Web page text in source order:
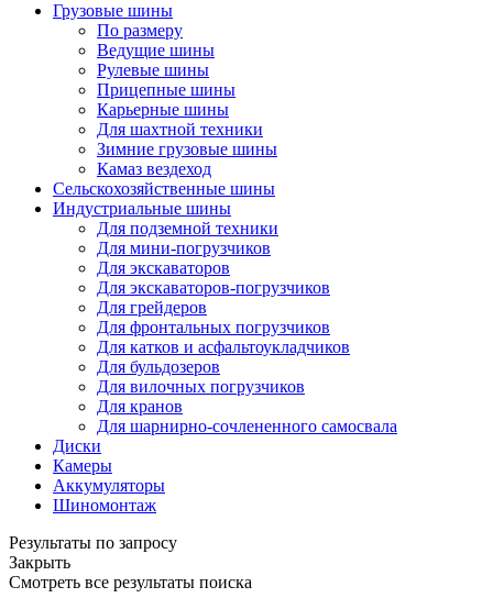
Грузовые шины
По размеру
Ведущие шины
Рулевые шины
Прицепные шины
Карьерные шины
Для шахтной техники
Зимние грузовые шины
Камаз вездеход
Сельскохозяйственные шины
Индустриальные шины
Для подземной техники
Для мини-погрузчиков
Для экскаваторов
Для экскаваторов-погрузчиков
Для грейдеров
Для фронтальных погрузчиков
Для катков и асфальтоукладчиков
Для бульдозеров
Для вилочных погрузчиков
Для кранов
Для шарнирно-сочлененного самосвала
Диски
Камеры
Аккумуляторы
Шиномонтаж
Результаты по запросу
Закрыть
Смотреть все результаты поиска